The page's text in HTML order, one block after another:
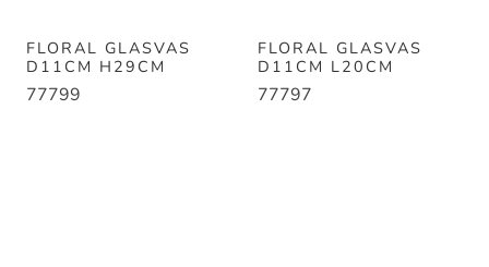
FLORAL GLASVAS
D11CM H29CM
77799
FLORAL GLASVAS
D11CM L20CM
77797